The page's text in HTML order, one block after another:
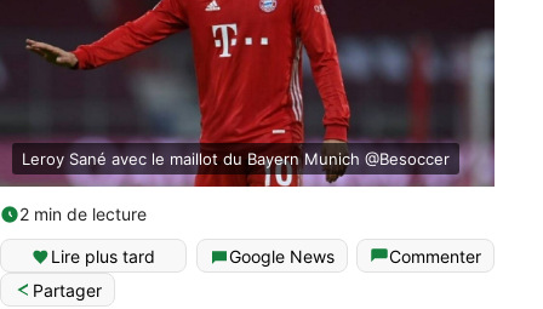
Leroy Sané avec le maillot du Bayern Munich @Besoccer
2 min de lecture
Lire plus tard Google News
Commenter
Partager